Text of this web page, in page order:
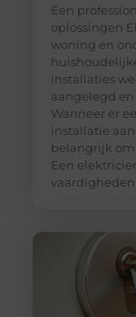
Een
oplossingen
woning en
installaties
aangelegd
Wanneer er
installatie
belangrijk om
Een